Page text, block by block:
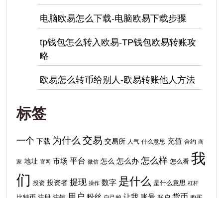
电脑欧易怎么下载-电脑欧易下载步骤
tp钱包怎么转入欧易-TP钱包欧易转账攻
略
欧易怎么转币给别人-欧易转账他人方法
标签
一个 下载 为什么 交易 交易所 人气 什么意思 充值 合约 商
家 地址 官网 市场 平台 微信 怎么 怎么办 怎么样 怎么看 我
们 投资 投资者 提现 操作 数字 是什么 是什么意思 杠杆